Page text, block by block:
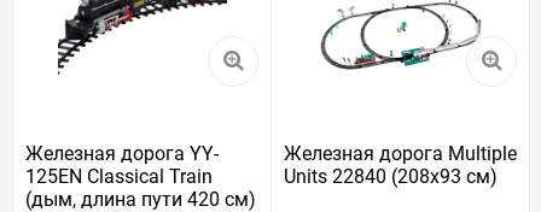
Железная дорога YY-
125EN Classical Train
(дым, длина пути 420 см)
Железная дорога Multiple
Units 22840 (208x93 см)